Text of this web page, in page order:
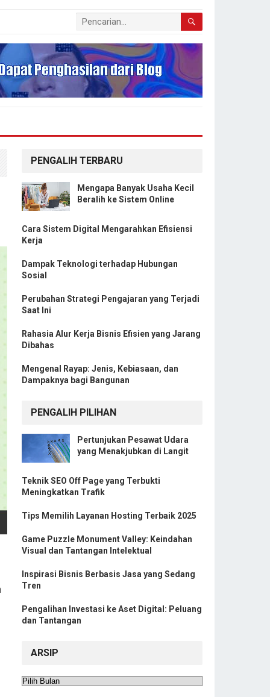
PENGALIH TERBARU
Mengapa Banyak Usaha Kecil
Beralih ke Sistem Online
Cara Sistem Digital Mengarahkan Efisiensi
Kerja
Dampak Teknologi terhadap Hubungan
Sosial
Perubahan Strategi Pengajaran yang Terjadi
Saat Ini
Rahasia Alur Kerja Bisnis Efisien yang Jarang
Dibahas
Mengenal Rayap: Jenis, Kebiasaan, dan
Dampaknya bagi Bangunan
PENGALIH PILIHAN
Pertunjukan Pesawat Udara
yang Menakjubkan di Langit
Teknik SEO Off Page yang Terbukti
Meningkatkan Trafik
Tips Memilih Layanan Hosting Terbaik 2025
Game Puzzle Monument Valley: Keindahan
Visual dan Tantangan Intelektual
Inspirasi Bisnis Berbasis Jasa yang Sedang
Tren
Pengalihan Investasi ke Aset Digital: Peluang
dan Tantangan
ARSIP
Arsip